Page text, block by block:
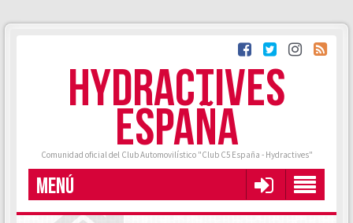
HYDRACTIVES
ESPAÑA
Comunidad oficial del Club Automovilístico "Club C5 España - Hydractives"
MENÚ